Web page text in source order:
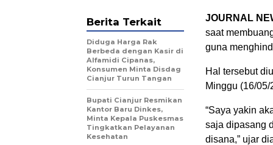
JOURNAL
saat
guna
Hal tersebut
Minggu (16/05/
“Saya yakin
saja dipasang
disana,” ujar
Berita Terkait
Diduga Harga Rak
Berbeda dengan Kasir di
Alfamidi Cipanas,
Konsumen Minta Disdag
Cianjur Turun Tangan
Bupati Cianjur Resmikan
Kantor Baru Dinkes,
Minta Kepala Puskesmas
Tingkatkan Pelayanan
Kesehatan